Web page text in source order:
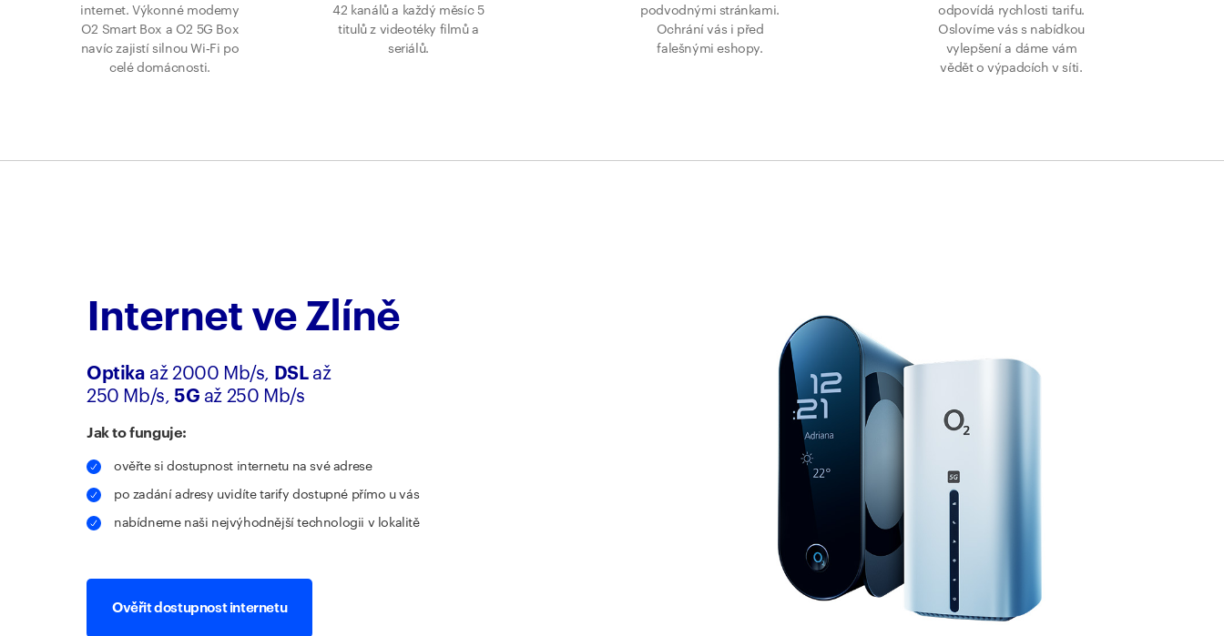
internet. Výkonné modemy
O2 Smart Box a O2 5G Box
navíc zajistí silnou Wi‑Fi po
celé domácnosti.
42 kanálů a každý měsíc 5
titulů z videotéky filmů a
seriálů.
podvodnými stránkami.
Ochrání vás i před
falešnými eshopy.
odpovídá rychlosti tarifu.
Oslovíme vás s nabídkou
vylepšení a dáme vám
vědět o výpadcích v síti.
Internet ve Zlíně
Optika až 2000 Mb/s, DSLaž
250 Mb/s, 5G až 250 Mb/s
Jak to funguje:
ověřte si dostupnost internetu na své adrese
po zadání adresy uvidíte tarify dostupné přímo u vás
nabídneme naši nejvýhodnější technologii v lokalitě
Ověřit dostupnost internetu